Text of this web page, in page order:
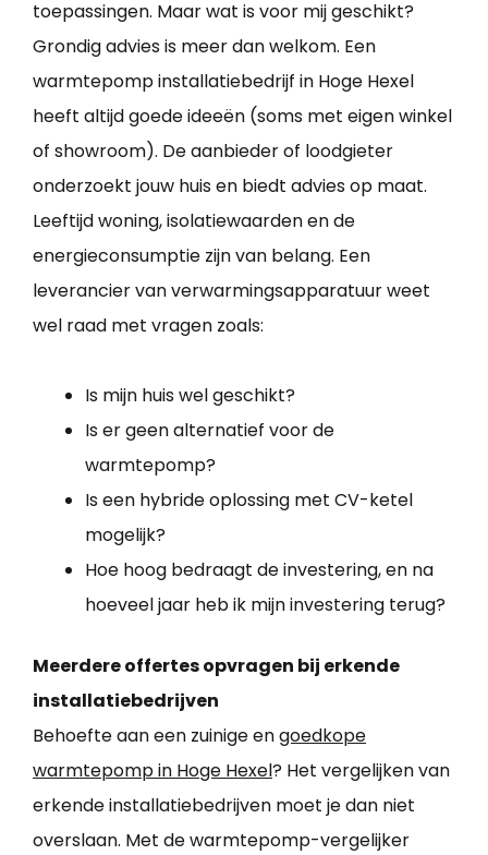
toepassingen. Maar wat is voor mij geschikt?
Grondig advies is meer dan welkom. Een
warmtepomp installatiebedrijf in Hoge Hexel
heeft altijd goede ideeën (soms met eigen winkel
of showroom). De aanbieder of loodgieter
onderzoekt jouw huis en biedt advies op maat.
Leeftijd woning, isolatiewaarden en de
energieconsumptie zijn van belang. Een
leverancier van verwarmingsapparatuur weet
wel raad met vragen zoals:
Is mijn huis wel geschikt?
Is er geen alternatief voor de
warmtepomp?
Is een hybride oplossing met CV-ketel
mogelijk?
Hoe hoog bedraagt de investering, en na
hoeveel jaar heb ik mijn investering terug?
Meerdere offertes opvragen bij erkende
installatiebedrijven
Behoefte aan een zuinige engoedkope
warmtepomp in Hoge Hexel? Het vergelijken van
erkende installatiebedrijven moet je dan niet
overslaan. Met de warmtepomp-vergelijker